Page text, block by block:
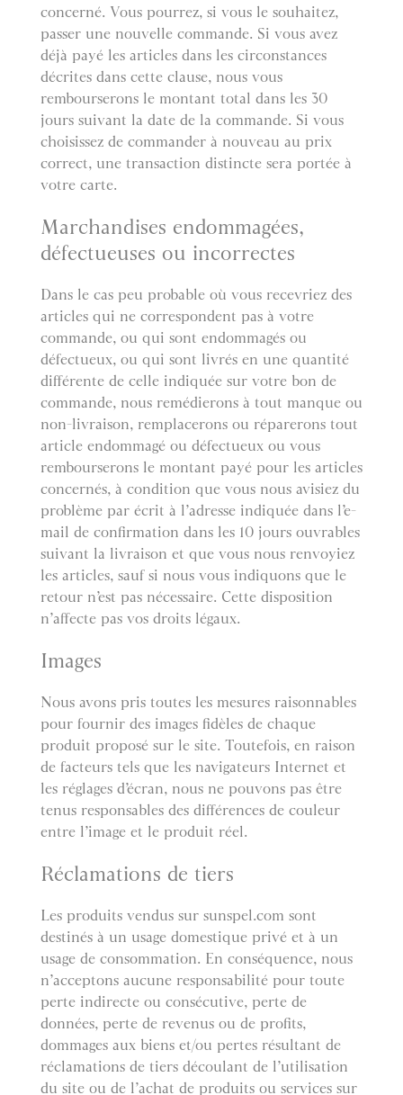
concerné. Vous pourrez, si vous le souhaitez,
passer une nouvelle commande. Si vous avez
déjà payé les articles dans les circonstances
décrites dans cette clause, nous vous
rembourserons le montant total dans les 30
jours suivant la date de la commande. Si vous
choisissez de commander à nouveau au prix
correct, une transaction distincte sera portée à
votre carte.
Marchandises endommagées,
défectueuses ou incorrectes
Dans le cas peu probable où vous recevriez des
articles qui ne correspondent pas à votre
commande, ou qui sont endommagés ou
défectueux, ou qui sont livrés en une quantité
différente de celle indiquée sur votre bon de
commande, nous remédierons à tout manque ou
non-livraison, remplacerons ou réparerons tout
article endommagé ou défectueux ou vous
rembourserons le montant payé pour les articles
concernés, à condition que vous nous avisiez du
problème par écrit à l’adresse indiquée dans l’e-
mail de confirmation dans les 10 jours ouvrables
suivant la livraison et que vous nous renvoyiez
les articles, sauf si nous vous indiquons que le
retour n’est pas nécessaire. Cette disposition
n’affecte pas vos droits légaux.
Images
Nous avons pris toutes les mesures raisonnables
pour fournir des images fidèles de chaque
produit proposé sur le site. Toutefois, en raison
de facteurs tels que les navigateurs Internet et
les réglages d’écran, nous ne pouvons pas être
tenus responsables des différences de couleur
entre l’image et le produit réel.
Réclamations de tiers
Les produits vendus sur sunspel.com sont
destinés à un usage domestique privé et à un
usage de consommation. En conséquence, nous
n’acceptons aucune responsabilité pour toute
perte indirecte ou consécutive, perte de
données, perte de revenus ou de profits,
dommages aux biens et/ou pertes résultant de
réclamations de tiers découlant de l’utilisation
du site ou de l’achat de produits ou services sur